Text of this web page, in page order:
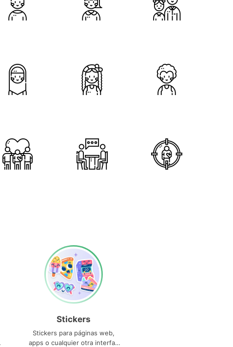
Stickers
Stickers para páginas web,
apps o cualquier otra interfaz